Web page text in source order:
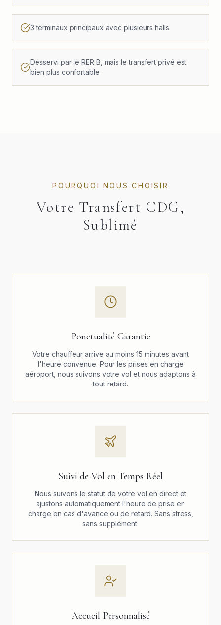
3 terminaux principaux avec plusieurs halls
Desservi par le RER B, mais le transfert privé est
bien plus confortable
POURQUOI NOUS CHOISIR
Votre Transfert CDG,
Sublimé
Ponctualité Garantie
Votre chauffeur arrive au moins 15 minutes avant
l'heure convenue. Pour les prises en charge
aéroport, nous suivons votre vol et nous adaptons à
tout retard.
Suivi de Vol en Temps Réel
Nous suivons le statut de votre vol en direct et
ajustons automatiquement l'heure de prise en
charge en cas d'avance ou de retard. Sans stress,
sans supplément.
Accueil Personnalisé